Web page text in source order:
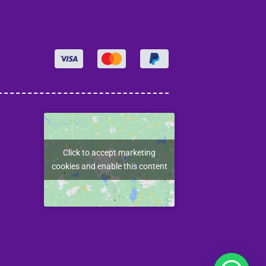
Click to accept marketing
cookies and enable this content